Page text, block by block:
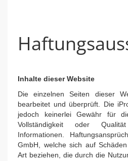
Inhalte dieser Website
Die einzelnen Seiten dieser
bearbeitet und überprüft. Die
jedoch keinerlei Gewähr für
Vollständigkeit oder
Informationen.
GmbH, welche sich auf
Art beziehen, die durch die